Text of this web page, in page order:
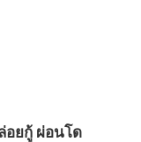
อยกู้ ผ่อนโด